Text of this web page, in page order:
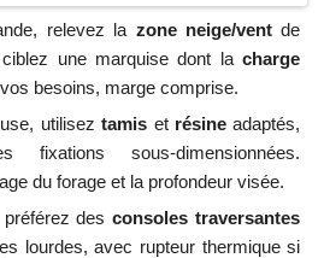
relevez la zone neige/ventde
une marquise dont lacharge
besoins, marge comprise.
utiliseztamis et résineadaptés,
sous‑dimensionnées.
du forage et la profondeur visée.
préférez desconsoles traversantes
lourdes, avec rupteur thermique si